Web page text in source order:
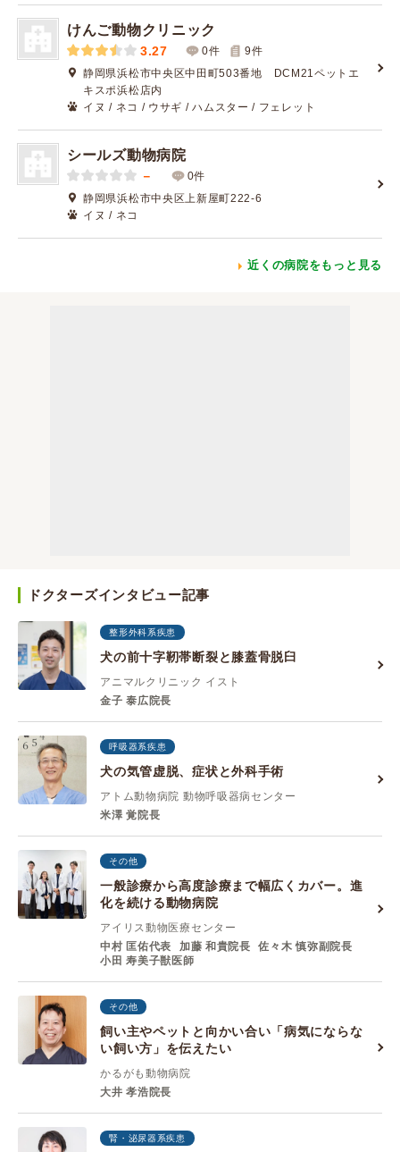
けんご動物クリニック
3.27 0件 9件
静岡県浜松市中央区中田町503番地 DCM21ペットエ
キスポ浜松店内
イヌ / ネコ / ウサギ / ハムスター / フェレット
シールズ動物病院
－
0件
静岡県浜松市中央区上新屋町222-6
イヌ / ネコ
近くの病院をもっと見る
ドクターズインタビュー記事
整形外科系疾患
犬の前十字靭帯断裂と膝蓋骨脱臼
アニマルクリニック イスト
金子 泰広院長
呼吸器系疾患
犬の気管虚脱、症状と外科手術
アトム動物病院 動物呼吸器病センター
米澤 覚院長
その他
一般診療から高度診療まで幅広くカバー。進
化を続ける動物病院
アイリス動物医療センター
中村 匡佑代表
加藤 和貴院⻑
佐々⽊ 慎弥副院⻑
⼩⽥ 寿美⼦獣医師
その他
飼い主やペットと向かい合い「病気にならな
い飼い方」を伝えたい
かるがも動物病院
大井 孝浩院長
腎・泌尿器系疾患